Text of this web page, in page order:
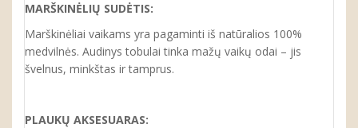
MARŠKINĖLIŲ SUDĖTIS:
Marškinėliai vaikams yra pagaminti iš natūralios 100%
medvilnės. Audinys tobulai tinka mažų vaikų odai – jis
švelnus, minkštas ir tamprus.
PLAUKŲ AKSESUARAS: